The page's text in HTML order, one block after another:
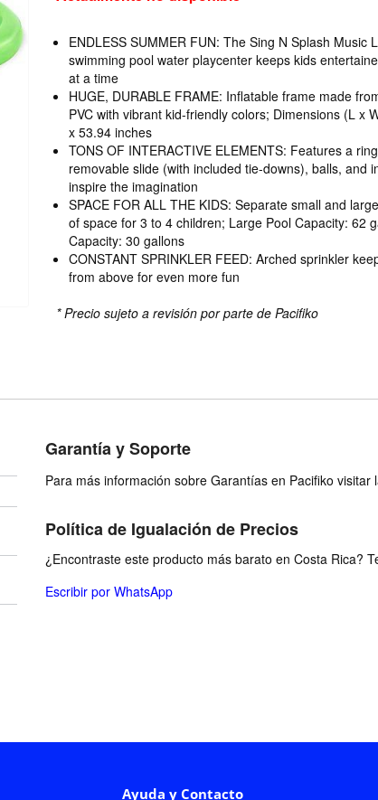
ENDLESS SUMMER FUN: The Sing N Splash Music
swimming pool water playcenter keeps kids
at a time
HUGE, DURABLE FRAME: Inflatable frame made
PVC with vibrant kid-friendly colors; Dimensions (L x
x 53.94 inches
TONS OF INTERACTIVE ELEMENTS: Features a
removable slide (with included tie-downs), balls, and
inspire the imagination
SPACE FOR ALL THE KIDS: Separate small and
of space for 3 to 4 children; Large Pool Capacity: 62
Capacity: 30 gallons
CONSTANT SPRINKLER FEED: Arched sprinkler
from above for even more fun
* Precio sujeto a revisión por parte de Pacifiko
Garantía y Soporte
Para más información sobre Garantías en Pacifiko visitar
Política de Igualación de Precios
¿Encontraste este producto más barato en Costa Rica?
Escribir por WhatsApp
Ayuda y Contacto